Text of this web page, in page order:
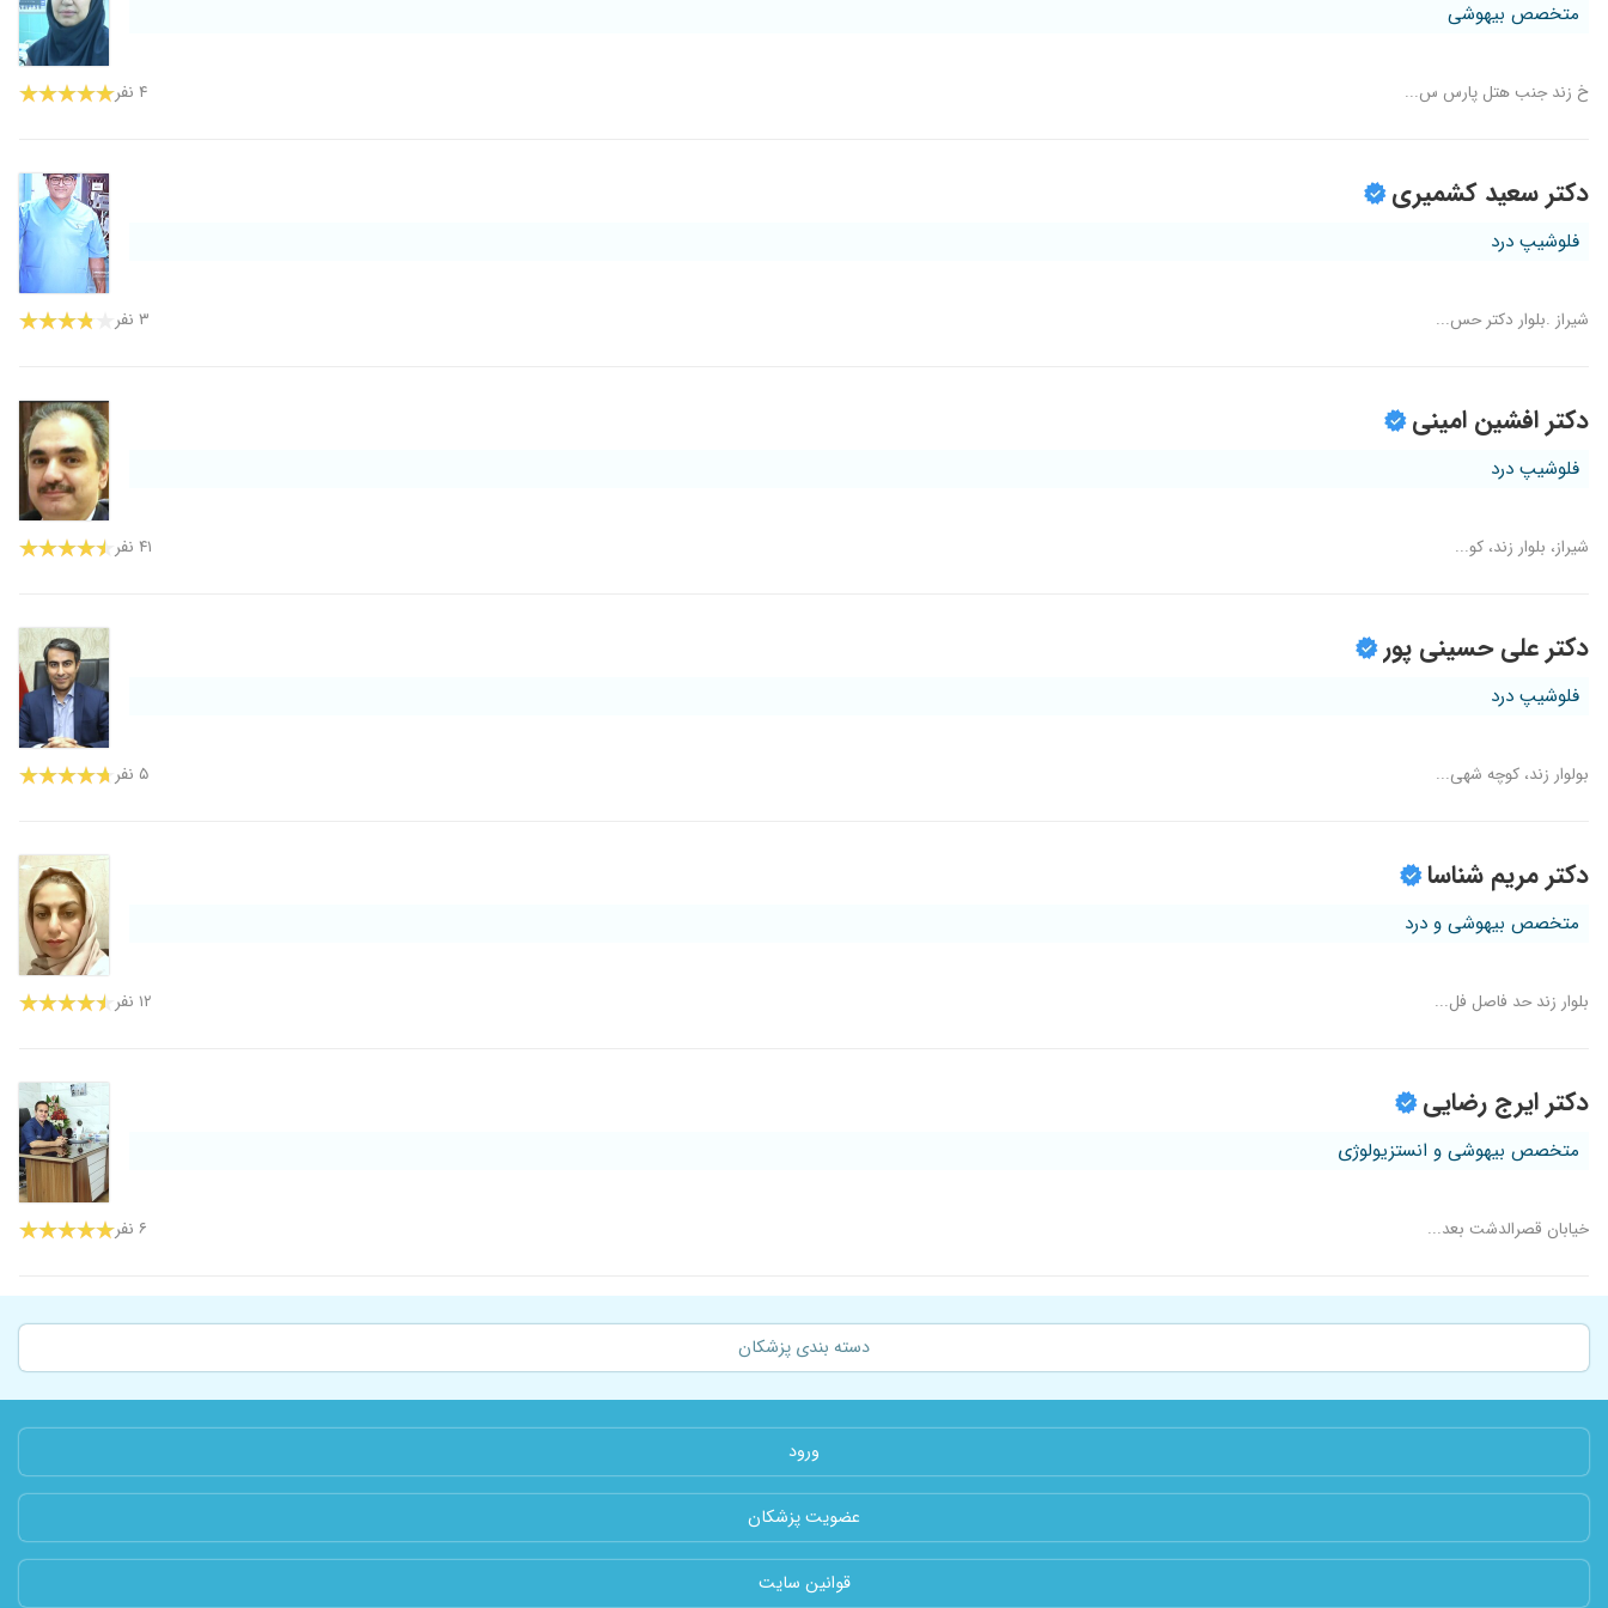
متخصص بیهوشی
خ زند جنب هتل پارس س... ۴ نفر
دکتر سعید کشمیری
فلوشیپ درد
شیراز .بلوار دکتر حس... ۳ نفر
دکتر افشین امینی
فلوشیپ درد
شیراز، بلوار زند، کو... ۴۱ نفر
دکتر علی حسینی پور
فلوشیپ درد
بولوار زند، کوچه شهی... ۵ نفر
دکتر مریم شناسا
متخصص بیهوشی و درد
بلوار زند حد فاصل فل... ۱۲ نفر
دکتر ایرج رضایی
متخصص بیهوشی و انستزیولوژی
خیابان قصرالدشت بعد... ۶ نفر
دسته بندی پزشکان
ورود
عضویت پزشکان
قوانین سایت